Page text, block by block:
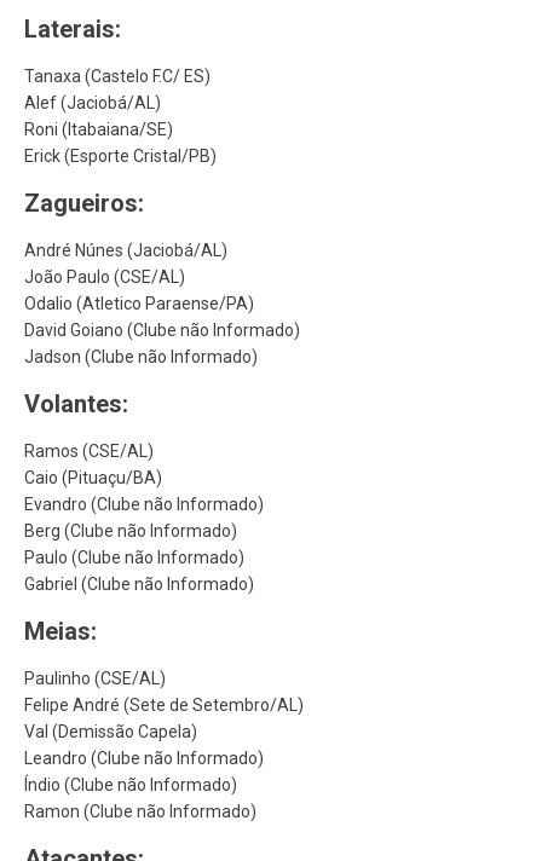
Laterais:
Tanaxa (Castelo F.C/ ES)
Alef (Jaciobá/AL)
Roni (Itabaiana/SE)
Erick (Esporte Cristal/PB)
Zagueiros:
André Núnes (Jaciobá/AL)
João Paulo (CSE/AL)
Odalio (Atletico Paraense/PA)
David Goiano (Clube não Informado)
Jadson (Clube não Informado)
Volantes:
Ramos (CSE/AL)
Caio (Pituaçu/BA)
Evandro (Clube não Informado)
Berg (Clube não Informado)
Paulo (Clube não Informado)
Gabriel (Clube não Informado)
Meias:
Paulinho (CSE/AL)
Felipe André (Sete de Setembro/AL)
Val (Demissão Capela)
Leandro (Clube não Informado)
Índio (Clube não Informado)
Ramon (Clube não Informado)